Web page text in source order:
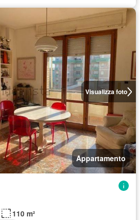
Visualizza foto
Appartamento
110 m²